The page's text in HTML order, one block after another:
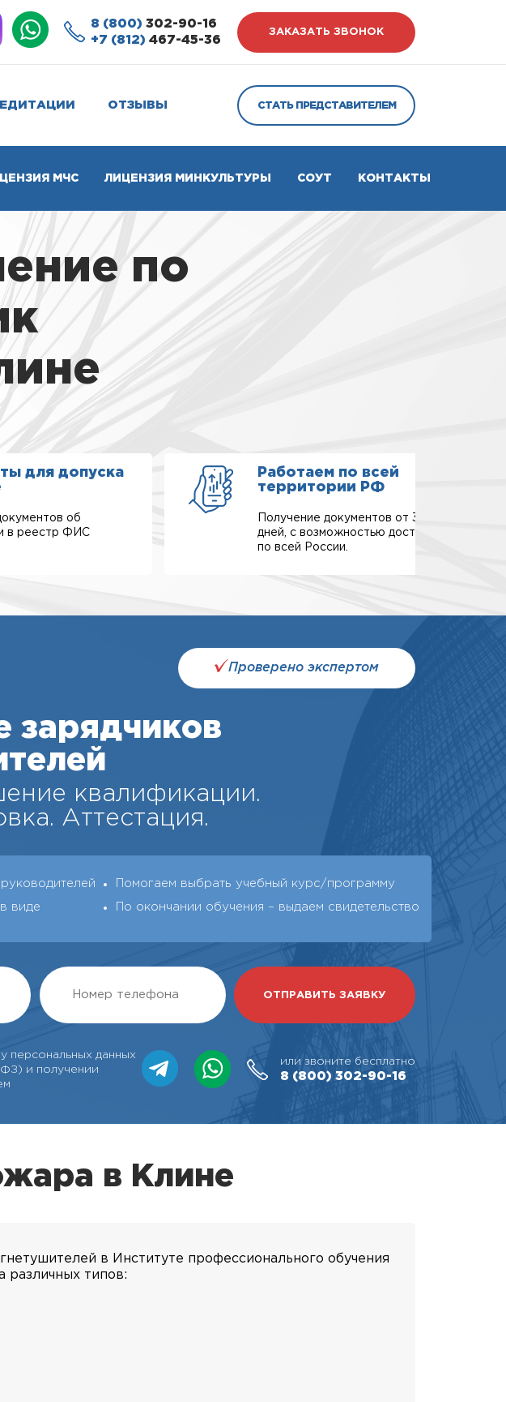
8 (800) 302-90-16
+7 (812) 467-45-36
ЗАКАЗАТЬ ЗВОНОК
ОТЗЫВЫ СТАТЬ ПРЕДСТАВИТЕЛЕМ
МЧС ЛИЦЕНЗИЯ МИНКУЛЬТУРЫ СОУТ КОНТАКТЫ
по
для допуска
об
в реестр ФИС
Работаем по всей
территории РФ
Получение документов от 3-х
дней, с возможностью доставки
по всей России.
Проверено экспертом
зарядчиков
квалификации.
Аттестация.
Помогаем выбрать учебный курс/программу
виде
По окончании обучения – выдаeм свидетельство
персональных данных
ФЗ) и получении
или звоните бесплатно
8 (800) 302-90-16
в Клине
в Институте профессионального обучения
различных типов: